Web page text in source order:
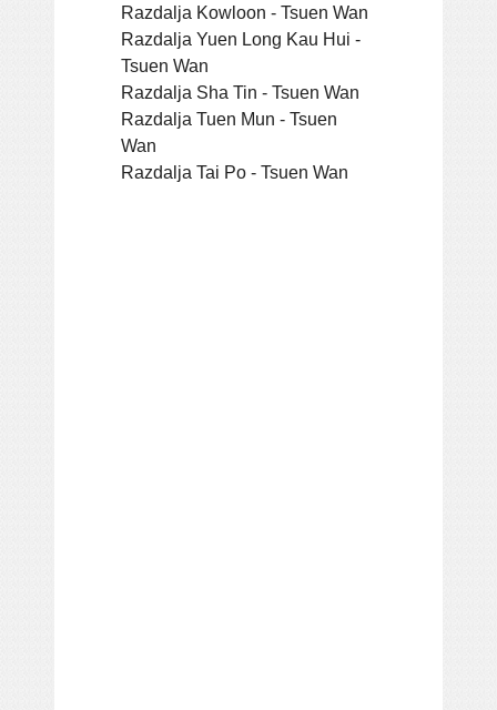
Razdalja Kowloon - Tsuen Wan
Razdalja Yuen Long Kau Hui -
Tsuen Wan
Razdalja Sha Tin - Tsuen Wan
Razdalja Tuen Mun - Tsuen
Wan
Razdalja Tai Po - Tsuen Wan